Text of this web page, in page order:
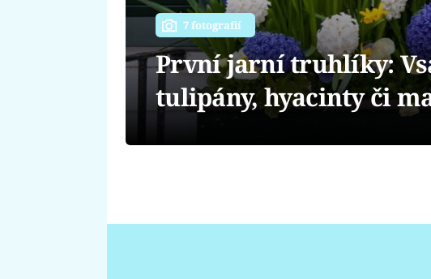
7 fotografií
První jarní truhlíky:
tulipány, hyacinty či